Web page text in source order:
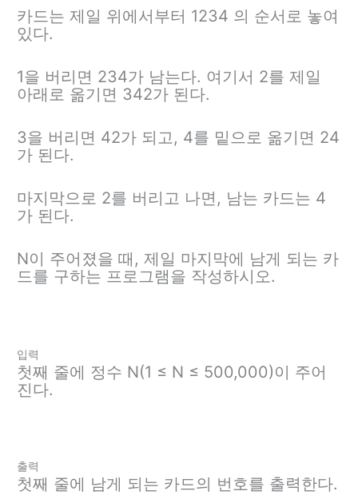
카드는 제일 위에서부터 1234 의 순서로 놓여
있다.
1을 버리면 234가 남는다. 여기서 2를 제일
아래로 옮기면 342가 된다.
3을 버리면 42가 되고, 4를 밑으로 옮기면 24
가 된다.
마지막으로 2를 버리고 나면, 남는 카드는 4
가 된다.
N이 주어졌을 때, 제일 마지막에 남게 되는 카
드를 구하는 프로그램을 작성하시오.
입력
첫째 줄에 정수 N(1 ≤ N ≤ 500,000)이 주어
진다.
출력
첫째 줄에 남게 되는 카드의 번호를 출력한다.